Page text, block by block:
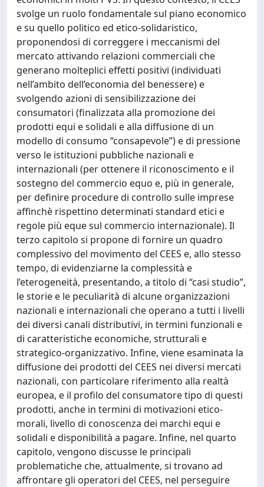
svolge un ruolo fondamentale sul piano economico
e su quello politico ed etico-solidaristico,
proponendosi di correggere i meccanismi del
mercato attivando relazioni commerciali che
generano molteplici effetti positivi (individuati
nell’ambito dell’economia del benessere) e
svolgendo azioni di sensibilizzazione dei
consumatori (finalizzata alla promozione dei
prodotti equi e solidali e alla diffusione di un
modello di consumo “consapevole”) e di pressione
verso le istituzioni pubbliche nazionali e
internazionali (per ottenere il riconoscimento e il
sostegno del commercio equo e, più in generale,
per definire procedure di controllo sulle imprese
affinchè rispettino determinati standard etici e
regole più eque sul commercio internazionale). Il
terzo capitolo si propone di fornire un quadro
complessivo del movimento del CEES e, allo stesso
tempo, di evidenziarne la complessità e
l’eterogeneità, presentando, a titolo di “casi studio”,
le storie e le peculiarità di alcune organizzazioni
nazionali e internazionali che operano a tutti i livelli
dei diversi canali distributivi, in termini funzionali e
di caratteristiche economiche, strutturali e
strategico-organizzativo. Infine, viene esaminata la
diffusione dei prodotti del CEES nei diversi mercati
nazionali, con particolare riferimento alla realtà
europea, e il profilo del consumatore tipo di questi
prodotti, anche in termini di motivazioni etico-
morali, livello di conoscenza dei marchi equi e
solidali e disponibilità a pagare. Infine, nel quarto
capitolo, vengono discusse le principali
problematiche che, attualmente, si trovano ad
affrontare gli operatori del CEES, nel perseguire